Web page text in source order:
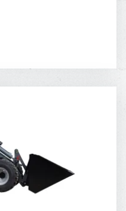
TARIF MENSUEL